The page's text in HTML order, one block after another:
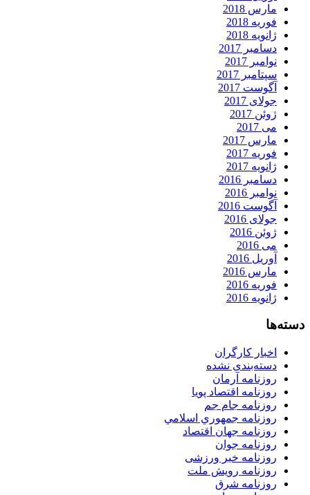
مارس 2018
فوریه 2018
ژانویه 2018
دسامبر 2017
نوامبر 2017
سپتامبر 2017
آگوست 2017
جولای 2017
ژوئن 2017
می 2017
مارس 2017
فوریه 2017
ژانویه 2017
دسامبر 2016
نوامبر 2016
آگوست 2016
جولای 2016
ژوئن 2016
می 2016
آوریل 2016
مارس 2016
فوریه 2016
ژانویه 2016
دسته‌ها
اخبار کارگران
دسته‌بندی نشده
روزنامه آرمان
روزنامه اقتصاد پویا
روزنامه جام جم
روزنامه جمهوري اسلامي
روزنامه جهان اقتصاد
روزنامه جوان
روزنامه خبر ورزشى
روزنامه رویش ملت
روزنامه شرق